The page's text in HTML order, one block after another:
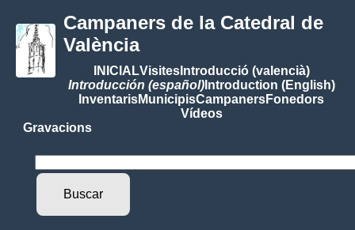
Campaners de la Catedral de
València
INICIALVisitesIntroducció (valencià)
Introducción (español)Introduction (English)
InventarisMunicipisCampanersFonedors
Vídeos
Gravacions